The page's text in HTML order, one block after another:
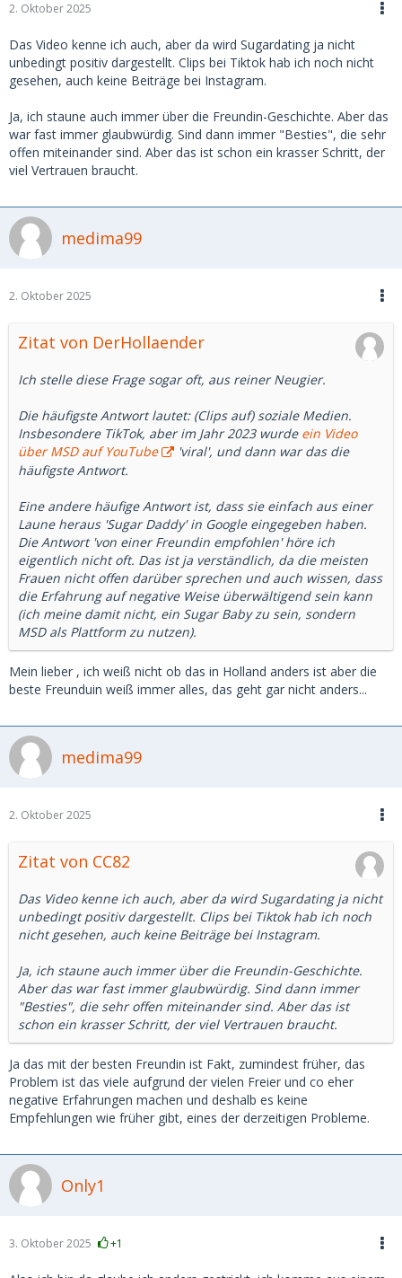
2. Oktober 2025
Das Video kenne ich auch, aber da wird Sugardating ja nicht
unbedingt positiv dargestellt. Clips bei Tiktok hab ich noch nicht
gesehen, auch keine Beiträge bei Instagram.
Ja, ich staune auch immer über die Freundin-Geschichte. Aber das
war fast immer glaubwürdig. Sind dann immer "Besties", die sehr
offen miteinander sind. Aber das ist schon ein krasser Schritt, der
viel Vertrauen braucht.
medima99
2. Oktober 2025
Zitat von DerHollaender
Ich stelle diese Frage sogar oft, aus reiner Neugier.
Die häufigste Antwort lautet: (Clips auf) soziale Medien.
Insbesondere TikTok, aber im Jahr 2023 wurde ein Video
über MSD auf YouTube
'viral', und dann war das die
häufigste Antwort.
Eine andere häufige Antwort ist, dass sie einfach aus einer
Laune heraus 'Sugar Daddy' in Google eingegeben haben.
Die Antwort 'von einer Freundin empfohlen' höre ich
eigentlich nicht oft. Das ist ja verständlich, da die meisten
Frauen nicht offen darüber sprechen und auch wissen, dass
die Erfahrung auf negative Weise überwältigend sein kann
(ich meine damit nicht, ein Sugar Baby zu sein, sondern
MSD als Plattform zu nutzen).
Mein lieber , ich weiß nicht ob das in Holland anders ist aber die
beste Freunduin weiß immer alles, das geht gar nicht anders...
medima99
2. Oktober 2025
Zitat von CC82
Das Video kenne ich auch, aber da wird Sugardating ja nicht
unbedingt positiv dargestellt. Clips bei Tiktok hab ich noch
nicht gesehen, auch keine Beiträge bei Instagram.
Ja, ich staune auch immer über die Freundin-Geschichte.
Aber das war fast immer glaubwürdig. Sind dann immer
"Besties", die sehr offen miteinander sind. Aber das ist
schon ein krasser Schritt, der viel Vertrauen braucht.
Ja das mit der besten Freundin ist Fakt, zumindest früher, das
Problem ist das viele aufgrund der vielen Freier und co eher
negative Erfahrungen machen und deshalb es keine
Empfehlungen wie früher gibt, eines der derzeitigen Probleme.
Only1
3. Oktober 2025 +1